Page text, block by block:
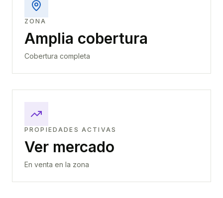
ZONA
Amplia cobertura
Cobertura completa
PROPIEDADES ACTIVAS
Ver mercado
En venta en la zona